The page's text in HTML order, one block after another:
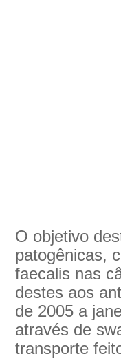
O objetivo
patogênicas,
faecalis nas
destes aos
de 2005 a
através de
transporte